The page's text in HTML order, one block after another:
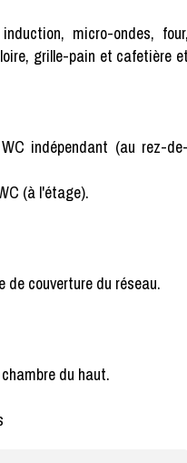
micro-ondes,
grille-pain et cafetière
indépendant (au rez-
(à l'étage).
couverture du réseau.
du haut.